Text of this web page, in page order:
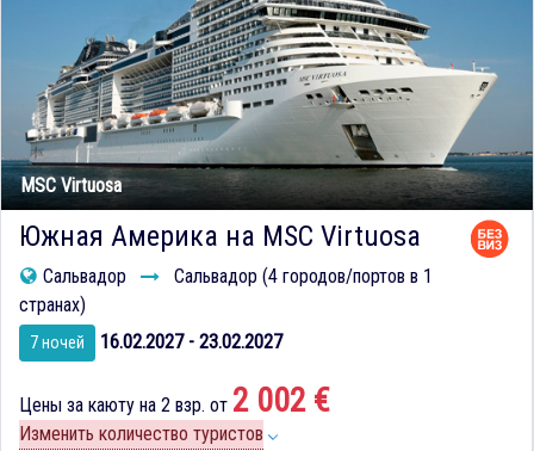
MSC Virtuosa
Южная Америка на MSC Virtuosa
Сальвадор
Сальвадор (4 городов/портов в 1
странах)
7 ночей 16.02.2027 - 23.02.2027
Цены за каюту на 2 взр. от 2 002 €
Изменить количество туристов